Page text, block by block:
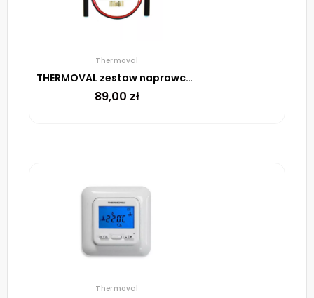
Thermoval
THERMOVAL zestaw naprawczy do uszkodzeń w matach i przewodach
89,00 zł
Thermoval